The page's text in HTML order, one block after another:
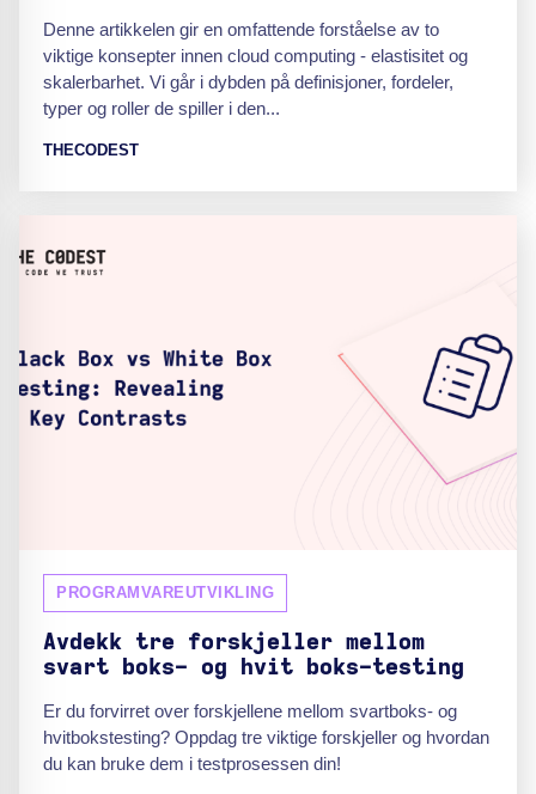
Denne artikkelen gir en omfattende forståelse av to
viktige konsepter innen cloud computing - elastisitet og
skalerbarhet. Vi går i dybden på definisjoner, fordeler,
typer og roller de spiller i den...
THECODEST
PROGRAMVAREUTVIKLING
Avdekk tre forskjeller mellom
svart boks- og hvit boks-testing
Er du forvirret over forskjellene mellom svartboks- og
hvitbokstesting? Oppdag tre viktige forskjeller og hvordan
du kan bruke dem i testprosessen din!